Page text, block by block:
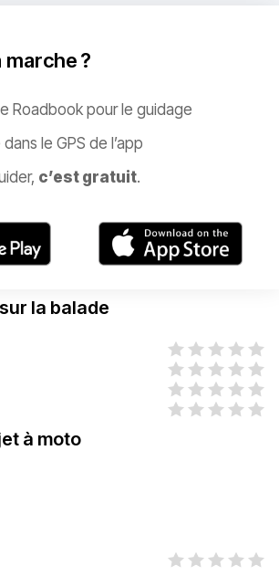
?
Roadbook pour le guidage
le GPS de l’app
c’est gratuit.
la balade
à moto